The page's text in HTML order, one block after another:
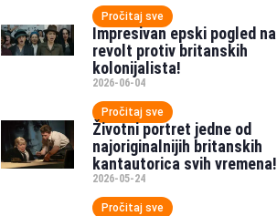
Pročitaj sve
Impresivan epski pogled na
revolt protiv britanskih
kolonijalista!
2026-06-04
Pročitaj sve
Životni portret jedne od
najoriginalnijih britanskih
kantautorica svih vremena!
2026-05-24
Pročitaj sve